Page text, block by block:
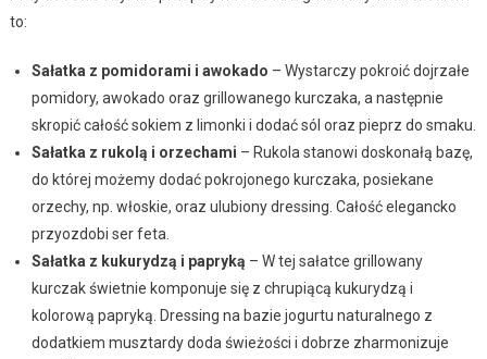
to:
Sałatka z pomidorami i awokado – Wystarczy pokroić dojrzałe
pomidory, awokado oraz grillowanego kurczaka, a następnie
skropić całość sokiem z limonki i dodać sól oraz pieprz do smaku.
Sałatka z rukolą i orzechami – Rukola stanowi doskonałą bazę,
do której możemy dodać pokrojonego kurczaka, posiekane
orzechy, np. włoskie, oraz ulubiony dressing. Całość elegancko
przyozdobi ser feta.
Sałatka z kukurydzą i papryką – W tej sałatce grillowany
kurczak świetnie komponuje się z chrupiącą kukurydzą i
kolorową papryką. Dressing na bazie jogurtu naturalnego z
dodatkiem musztardy doda świeżości i dobrze zharmonizuje